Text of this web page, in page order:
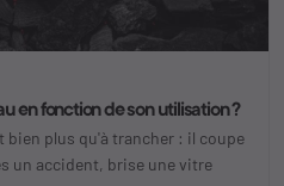
en fonction de son utilisation ?
bien plus qu'à trancher : il coupe
un accident, brise une vitre